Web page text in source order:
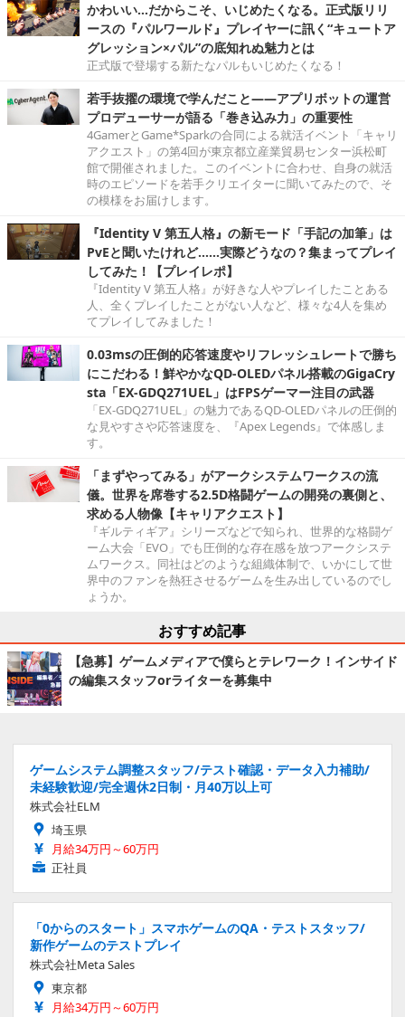
かわいい…だからこそ、いじめたくなる。正式版リリ
ースの『パルワールド』プレイヤーに訊く“キュートア
グレッション×パル”の底知れぬ魅力とは
正式版で登場する新たなパルもいじめたくなる！
若手抜擢の環境で学んだこと――アプリボットの運営
プロデューサーが語る「巻き込み力」の重要性
4GamerとGame*Sparkの合同による就活イベント「キャリ
アクエスト」の第4回が東京都立産業貿易センター浜松町
館で開催されました。このイベントに合わせ、自身の就活
時のエピソードを若手クリエイターに聞いてみたので、そ
の模様をお届けします。
『Identity V 第五人格』の新モード「手記の加筆」は
PvEと聞いたけれど……実際どうなの？集まってプレイ
してみた！【プレイレポ】
『Identity V 第五人格』が好きな人やプレイしたことある
人、全くプレイしたことがない人など、様々な4人を集め
てプレイしてみました！
0.03msの圧倒的応答速度やリフレッシュレートで勝ち
にこだわる！鮮やかなQD-OLEDパネル搭載のGigaCry
sta「EX-GDQ271UEL」はFPSゲーマー注目の武器
「EX-GDQ271UEL」の魅力であるQD-OLEDパネルの圧倒的
な見やすさや応答速度を、『Apex Legends』で体感しま
す。
「まずやってみる」がアークシステムワークスの流
儀。世界を席巻する2.5D格闘ゲームの開発の裏側と、
求める人物像【キャリアクエスト】
『ギルティギア』シリーズなどで知られ、世界的な格闘ゲ
ーム大会「EVO」でも圧倒的な存在感を放つアークシステ
ムワークス。同社はどのような組織体制で、いかにして世
界中のファンを熱狂させるゲームを生み出しているのでし
ょうか。
おすすめ記事
【急募】ゲームメディアで僕らとテレワーク！インサイド
の編集スタッフorライターを募集中
ゲームシステム調整スタッフ/テスト確認・データ入力補助/
未経験歓迎/完全週休2日制・月40万以上可
株式会社ELM
埼玉県
月給34万円～60万円
正社員
「0からのスタート」スマホゲームのQA・テストスタッフ/
新作ゲームのテストプレイ
株式会社Meta Sales
東京都
月給34万円～60万円